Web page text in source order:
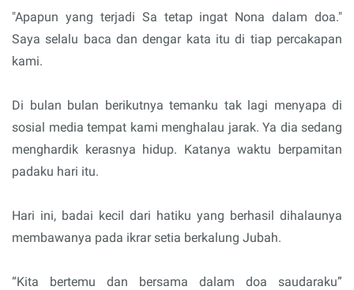
"Apapun yang terjadi Sa tetap ingat Nona dalam doa."
Saya selalu baca dan dengar kata itu di tiap percakapan
kami.
Di bulan bulan berikutnya temanku tak lagi menyapa di
sosial media tempat kami menghalau jarak. Ya dia sedang
menghardik kerasnya hidup. Katanya waktu berpamitan
padaku hari itu.
Hari ini, badai kecil dari hatiku yang berhasil dihalaunya
membawanya pada ikrar setia berkalung Jubah.
“Kita bertemu dan bersama dalam doa saudaraku”